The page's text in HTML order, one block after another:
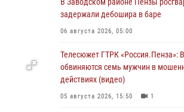
задержали дебошира в баре
06 августа 2026, 05:00
Телесюжет ГТРК «Россия.Пенза»:
обвиняются семь мужчин в
действиях (видео)
05 августа 2026, 15:50 1